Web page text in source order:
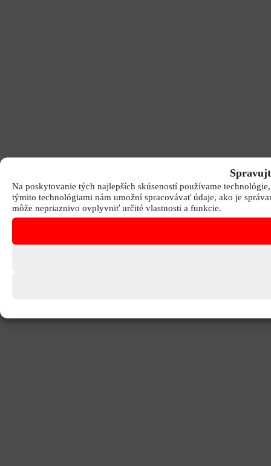
Na poskytovanie tých najlepších skúseností používame
týmito technológiami nám umožní spracovávať údaje, ako je
môže nepriaznivo ovplyvniť určité vlastnosti a funkcie.